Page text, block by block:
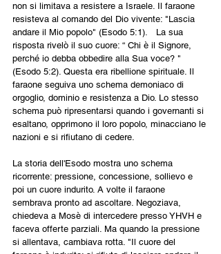
non si limitava a resistere a Israele. Il faraone
resisteva al comando del Dio vivente: "Lascia
andare il Mio popolo" (Esodo 5:1).   La sua
risposta rivelò il suo cuore: “ Chi è il Signore,
perché io debba obbedire alla Sua voce? "
(Esodo 5:2). Questa era ribellione spirituale. Il
faraone seguiva uno schema demoniaco di
orgoglio, dominio e resistenza a Dio. Lo stesso
schema può ripresentarsi quando i governanti si
esaltano, opprimono il loro popolo, minacciano le
nazioni e si rifiutano di cedere.
La storia dell'Esodo mostra uno schema
ricorrente: pressione, concessione, sollievo e
poi un cuore indurito. A volte il faraone
sembrava pronto ad ascoltare. Negoziava,
chiedeva a Mosè di intercedere presso YHVH e
faceva offerte parziali. Ma quando la pressione
si allentava, cambiava rotta. "Il cuore del